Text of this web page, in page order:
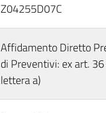
Z04255D07C
Affidamento Diretto
di Preventivi: ex art.
lettera a)